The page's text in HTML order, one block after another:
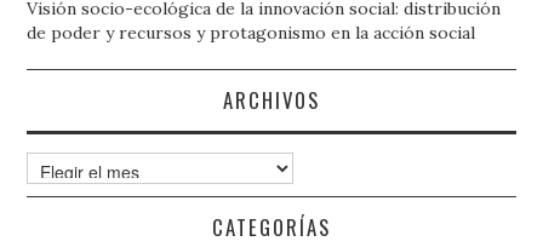
Visión socio-ecológica de la innovación social: distribución
de poder y recursos y protagonismo en la acción social
ARCHIVOS
Archivos
CATEGORÍAS